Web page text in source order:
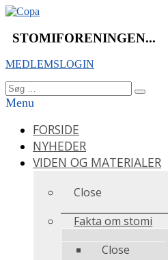
Videre
indhold
STOMIFORENINGEN...
MEDLEMSLOGIN
Søg
efter:
Søg
Menu
FORSIDE
NYHEDER
VIDEN OG MATERIALER
Close
Fakta om stomi
Close